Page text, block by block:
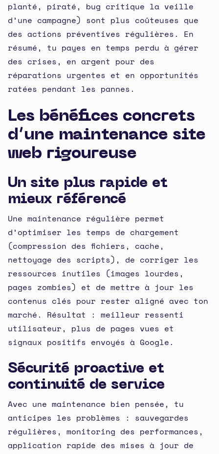
planté, piraté, bug critique la veille
d’une campagne) sont plus coûteuses que
des actions préventives régulières. En
résumé, tu payes en temps perdu à gérer
des crises, en argent pour des
réparations urgentes et en opportunités
ratées pendant les pannes.
Les bénéfices concrets
d’une maintenance site
web rigoureuse
Un site plus rapide et
mieux référencé
Une maintenance régulière permet
d’optimiser les temps de chargement
(compression des fichiers, cache,
nettoyage des scripts), de corriger les
ressources inutiles (images lourdes,
pages zombies) et de mettre à jour les
contenus clés pour rester aligné avec ton
marché. Résultat : meilleur ressenti
utilisateur, plus de pages vues et
signaux positifs envoyés à Google.
Sécurité proactive et
continuité de service
Avec une maintenance bien pensée, tu
anticipes les problèmes : sauvegardes
régulières, monitoring des performances,
application rapide des mises à jour de